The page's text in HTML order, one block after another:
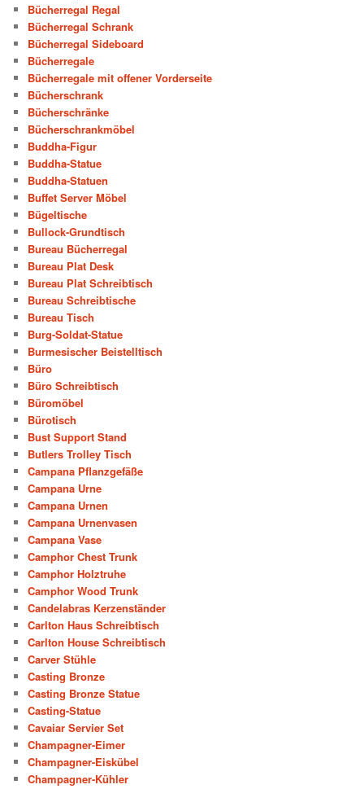
Bücherregal Regal
Bücherregal Schrank
Bücherregal Sideboard
Bücherregale
Bücherregale mit offener Vorderseite
Bücherschrank
Bücherschränke
Bücherschrankmöbel
Buddha-Figur
Buddha-Statue
Buddha-Statuen
Buffet Server Möbel
Bügeltische
Bullock-Grundtisch
Bureau Bücherregal
Bureau Plat Desk
Bureau Plat Schreibtisch
Bureau Schreibtische
Bureau Tisch
Burg-Soldat-Statue
Burmesischer Beistelltisch
Büro
Büro Schreibtisch
Büromöbel
Bürotisch
Bust Support Stand
Butlers Trolley Tisch
Campana Pflanzgefäße
Campana Urne
Campana Urnen
Campana Urnenvasen
Campana Vase
Camphor Chest Trunk
Camphor Holztruhe
Camphor Wood Trunk
Candelabras Kerzenständer
Carlton Haus Schreibtisch
Carlton House Schreibtisch
Carver Stühle
Casting Bronze
Casting Bronze Statue
Casting-Statue
Cavaiar Servier Set
Champagner-Eimer
Champagner-Eiskübel
Champagner-Kühler